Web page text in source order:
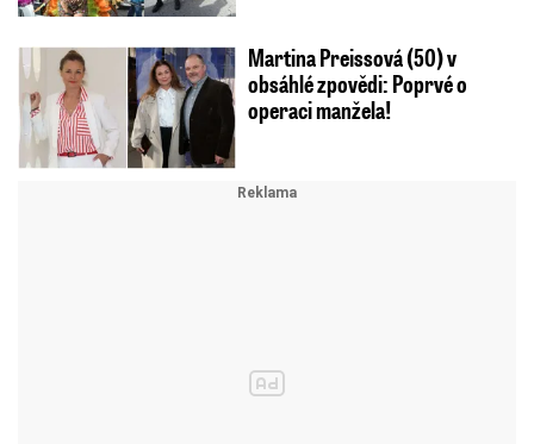
Martina Preissová (50) v
obsáhlé zpovědi: Poprvé o
operaci manžela!